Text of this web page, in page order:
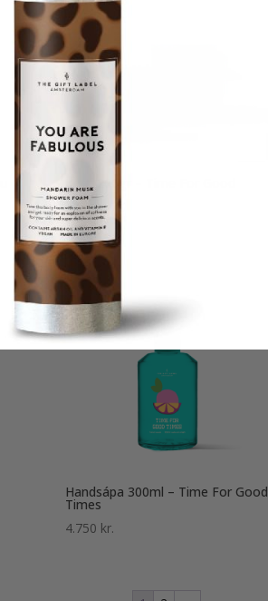
Times
7.490kr.
Handsápa 300ml – Time For Good
Times
4.750 kr.